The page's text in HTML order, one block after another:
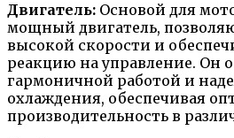
Двигатель: Основой для
мощный двигатель,
высокой скорости и
реакцию на управление. Он
гармоничной работой и
охлаждения, обеспечивая
производительность в